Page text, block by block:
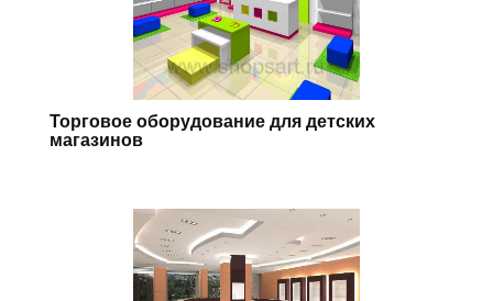
Торговое оборудование для детских
магазинов